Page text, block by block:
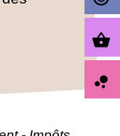
shopping_basket
bubble_chart